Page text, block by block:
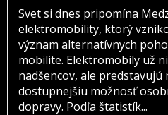
Svet si dnes pripomína
elektromobility, ktorý
význam alternatívnych
mobilite. Elektromobily už
nadšencov, ale predstavujú
dostupnejšiu možnosť
dopravy. Podľa štatistík...